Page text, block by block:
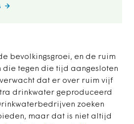
bevolkingsgroei, en de ruim
die tegen die tijd aangesloten
dat er over ruim vijf
drinkwater geproduceerd
zoeken
maar dat is niet altijd